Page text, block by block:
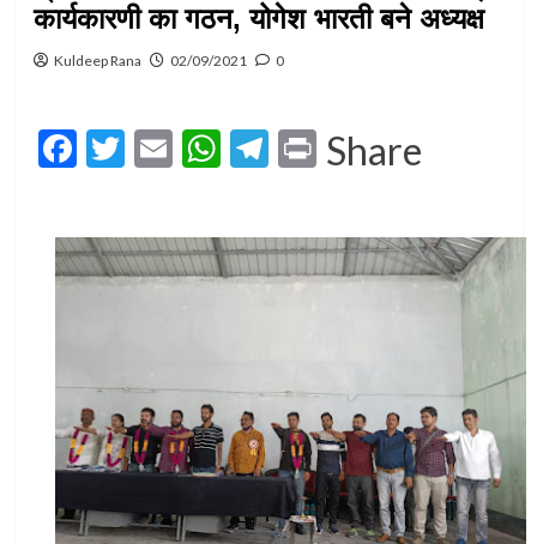
कार्यकारणी का गठन, योगेश भारती बने अध्यक्ष
Kuldeep Rana 02/09/2021 0
Facebook
Twitter
EmailWhatsApp
Telegram
Print
Share